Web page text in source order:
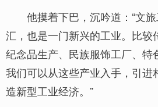
他摸着下巴，沉吟道：“文
汇，也是一门新兴的工业。比较
纪念品生产、民族服饰工厂、特
我们可以从这些产业入手，引进
造新型工业经济。”